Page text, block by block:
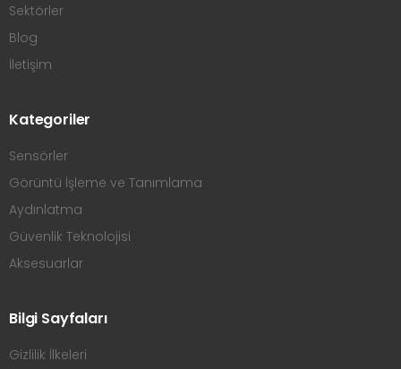
Sektörler
Blog
İletişim
Kategoriler
Sensörler
Görüntü İşleme ve Tanımlama
Aydınlatma
Güvenlik Teknolojisi
Aksesuarlar
Bilgi Sayfaları
Gizlilik İlkeleri